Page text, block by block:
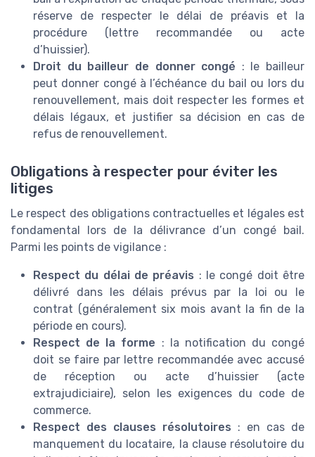
réserve de respecter le délai de préavis et la
procédure (lettre recommandée ou acte
d’huissier).
Droit du bailleur de donner congé : le bailleur
peut donner congé à l’échéance du bail ou lors du
renouvellement, mais doit respecter les formes et
délais légaux, et justifier sa décision en cas de
refus de renouvellement.
Obligations à respecter pour éviter les
litiges
Le respect des obligations contractuelles et légales est
fondamental lors de la délivrance d’un congé bail.
Parmi les points de vigilance :
Respect du délai de préavis : le congé doit être
délivré dans les délais prévus par la loi ou le
contrat (généralement six mois avant la fin de la
période en cours).
Respect de la forme : la notification du congé
doit se faire par lettre recommandée avec accusé
de réception ou acte d’huissier (acte
extrajudiciaire), selon les exigences du code de
commerce.
Respect des clauses résolutoires : en cas de
manquement du locataire, la clause résolutoire du